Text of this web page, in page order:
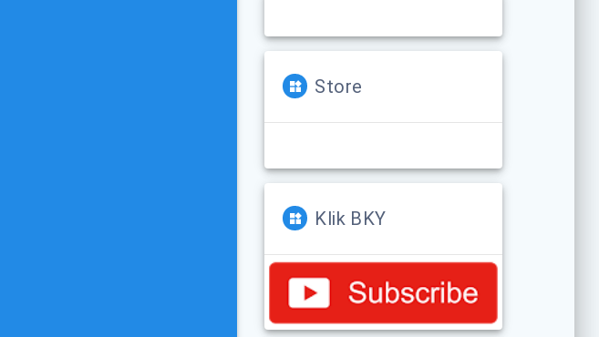
Store
Klik BKY